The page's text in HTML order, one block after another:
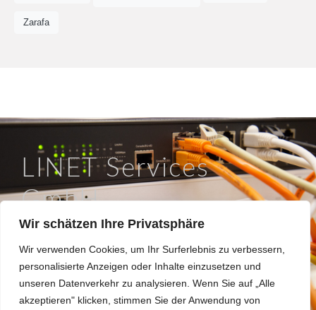
Wir schätzen Ihre Privatsphäre
Wir verwenden Cookies, um Ihr Surferlebnis zu verbessern,
personalisierte Anzeigen oder Inhalte einzusetzen und
unseren Datenverkehr zu analysieren. Wenn Sie auf „Alle
akzeptieren" klicken, stimmen Sie der Anwendung von
Zarafa
LINET Services
GmbH
So läuft IT in Braunschweig.
Hinter dem Turme 12a, 38114 Braunschweig
0531 / 180508 0
info@linet.de